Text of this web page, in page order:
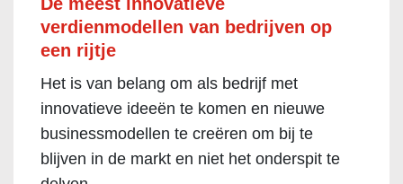
verdienmodellen van bedrijven op
een rijtje
Het is van belang om als bedrijf met
innovatieve ideeën te komen en nieuwe
businessmodellen te creëren om bij te
blijven in de markt en niet het onderspit te